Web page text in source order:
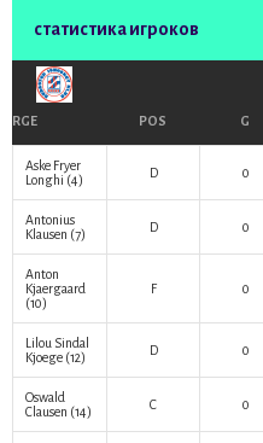
статистика игроков
RGE POS G
Aske Fryer
Longhi (4) D 0
Antonius
Klausen (7) D 0
Anton
Kjaergaard
(10)
F 0
Lilou Sindal
Kjoege (12) D 0
Oswald
Clausen (14) C 0